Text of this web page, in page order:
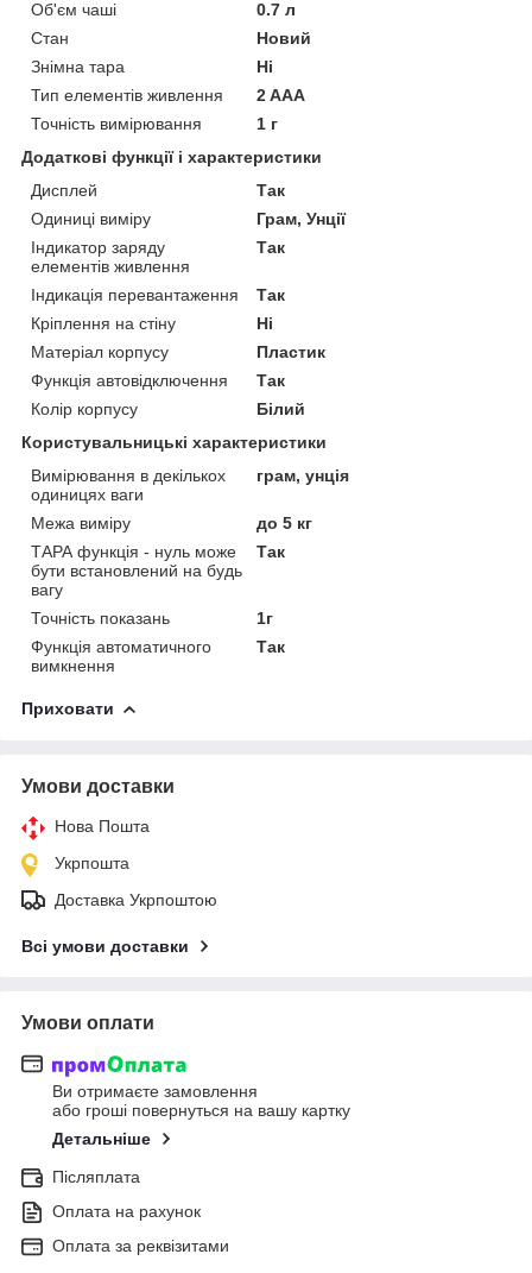
Об'єм чаші
0.7 л
Стан
Новий
Знімна тара
Ні
Тип елементів живлення
2 AAA
Точність вимірювання
1 г
Додаткові функції і характеристики
Дисплей
Так
Одиниці виміру
Грам, Унції
Індикатор заряду
елементів живлення
Так
Індикація перевантаження
Так
Кріплення на стіну
Ні
Матеріал корпусу
Пластик
Функція автовідключення
Так
Колір корпусу
Білий
Користувальницькі характеристики
Вимірювання в декількох
одиницях ваги
грам, унція
Межа виміру
до 5 кг
ТАРА функція - нуль може
бути встановлений на будь
вагу
Так
Точність показань
1г
Функція автоматичного
вимкнення
Так
Приховати
Умови доставки
Нова Пошта
Укрпошта
Доставка Укрпоштою
Всі умови доставки
Умови оплати
Ви отримаєте замовлення
або гроші повернуться на вашу картку
Детальніше
Післяплата
Оплата на рахунок
Оплата за реквізитами